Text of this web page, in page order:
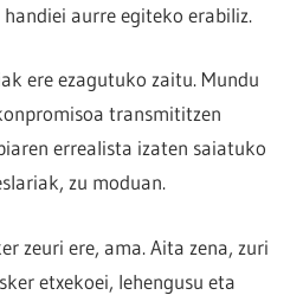
aurre egiteko erabiliz.
ere ezagutuko zaitu. Mundu
transmititzen
errealista izaten saiatuko
zu moduan.
zeuri ere, ama. Aita zena, zuri
etxekoei, lehengusu eta